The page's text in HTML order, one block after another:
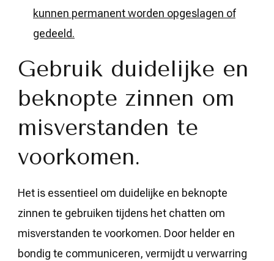
kunnen permanent worden opgeslagen of
gedeeld.
Gebruik duidelijke en
beknopte zinnen om
misverstanden te
voorkomen.
Het is essentieel om duidelijke en beknopte
zinnen te gebruiken tijdens het chatten om
misverstanden te voorkomen. Door helder en
bondig te communiceren, vermijdt u verwarring